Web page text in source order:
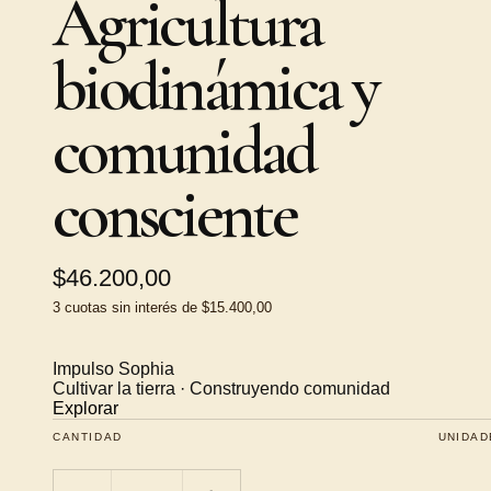
Agricultura
biodinámica y
comunidad
consciente
$46.200,00
3 cuotas sin interés de $15.400,00
Impulso Sophia
Cultivar la tierra · Construyendo comunidad
Explorar
CANTIDAD